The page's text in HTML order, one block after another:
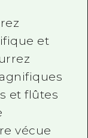
et
et flûtes
vécue